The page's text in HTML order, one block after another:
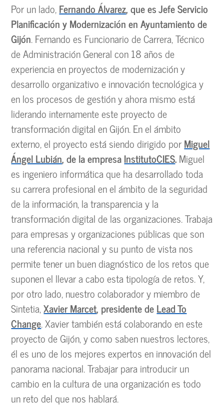
Por un lado,Fernando Álvarez, que es Jefe Servicio
Planificación y Modernización en Ayuntamiento de
Gijón. Fernando es Funcionario de Carrera, Técnico
de Administración General con 18 años de
experiencia en proyectos de modernización y
desarrollo organizativo e innovación tecnológica y
en los procesos de gestión y ahora mismo está
liderando internamente este proyecto de
transformación digital en Gijón. En el ámbito
externo, el proyecto está siendo dirigido porMiguel
Ángel Lubián, de la empresaInstitutoCIES.Miguel
es ingeniero informática que ha desarrollado toda
su carrera profesional en el ámbito de la seguridad
de la información, la transparencia y la
transformación digital de las organizaciones. Trabaja
para empresas y organizaciones públicas que son
una referencia nacional y su punto de vista nos
permite tener un buen diagnóstico de los retos que
suponen el llevar a cabo esta tipología de retos. Y,
por otro lado, nuestro colaborador y miembro de
Sintetia,Xavier Marcet, presidente deLead To
Change. Xavier también está colaborando en este
proyecto de Gijón, y como saben nuestros lectores,
él es uno de los mejores expertos en innovación del
panorama nacional. Trabajar para introducir un
cambio en la cultura de una organización es todo
un reto del que nos hablará.